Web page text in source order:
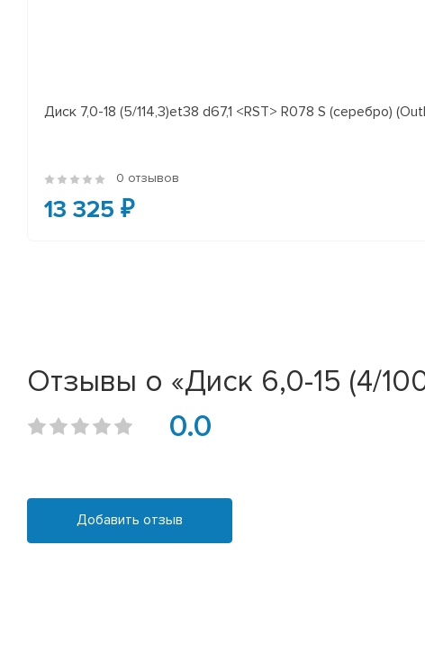
Диск 7,0-18 (5/114,3)et38 d67,1 <RST> R078 S (серебро)
0 отзывов
13 325 ₽
Отзывы о «Диск 6,0-15 (4/
0.0
Добавить отзыв